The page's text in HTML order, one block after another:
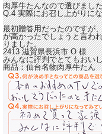
肉厚牛たんなので選びまし
Q.4 実際にお召し上がりに
最初贈答用だったのですが
が高かったでしょうと言わ
りました。
2413 滋賀県長浜市O様
みんなに評判でとてもおい
商品：仙台名物肉厚牛たん